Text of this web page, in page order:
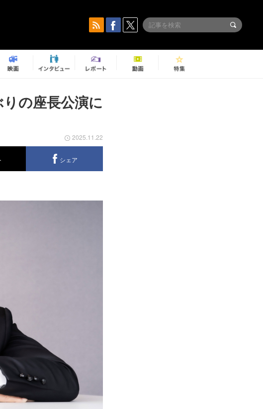
の座長公演に
2025.11.22
シェア